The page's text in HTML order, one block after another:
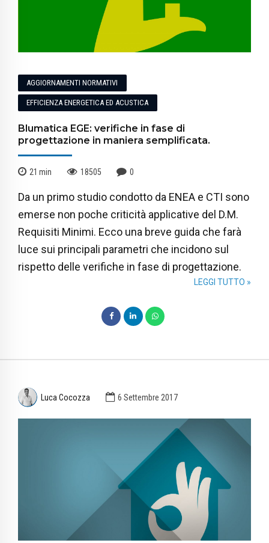
AGGIORNAMENTI NORMATIVI
EFFICIENZA ENERGETICA ED ACUSTICA
Blumatica EGE: verifiche in fase di
progettazione in maniera semplificata.
21 min 18505 0
Da un primo studio condotto da ENEA e CTI sono
emerse non poche criticità applicative del D.M.
Requisiti Minimi. Ecco una breve guida che farà
luce sui principali parametri che incidono sul
rispetto delle verifiche in fase di progettazione.
LEGGI TUTTO »
Luca Cocozza 6 Settembre 2017